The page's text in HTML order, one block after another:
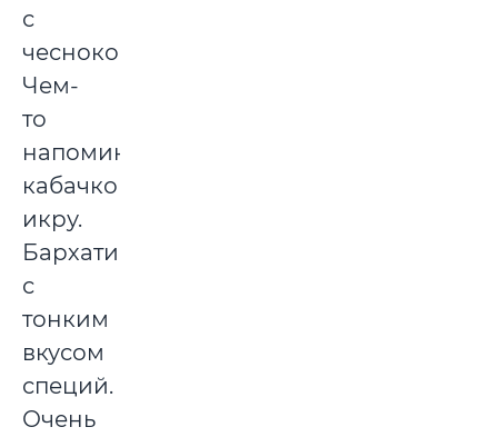
с
чесноком.
Чем-
то
напоминает
кабачковую
икру.
Бархатистое,
с
тонким
вкусом
специй.
Очень